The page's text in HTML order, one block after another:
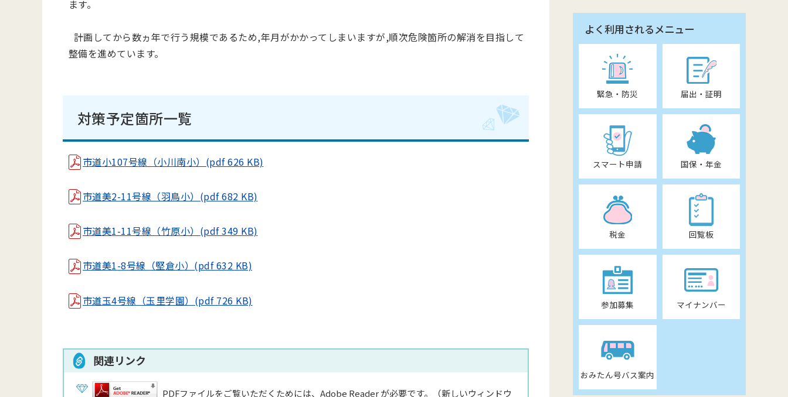
ます。
計画してから数ヵ年で行う規模であるため,年月がかかってしまいますが,順次危険箇所の解消を目指して
整備を進めています。
対策予定箇所一覧
市道小107号線（小川南小）(pdf 626 KB)
市道美2-11号線（羽鳥小）(pdf 682 KB)
市道美1-11号線（竹原小）(pdf 349 KB)
市道美1-8号線（堅倉小）(pdf 632 KB)
市道玉4号線（玉里学園）(pdf 726 KB)
関連リンク
PDFファイルをご覧いただくためには、Adobe Reader が必要です。（新しいウィンドウ
よく利用されるメニュー
緊急・防災 届出・証明
スマート申請 国保・年金
税金 回覧板
参加募集 マイナンバー
おみたん号バス案内